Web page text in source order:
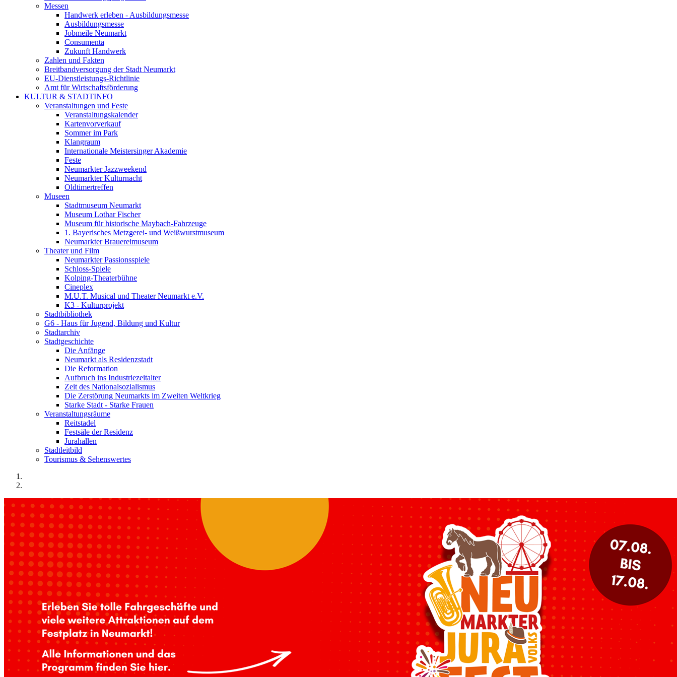
Messen
Handwerk erleben - Ausbildungsmesse
Ausbildungsmesse
Jobmeile Neumarkt
Consumenta
Zukunft Handwerk
Zahlen und Fakten
Breitbandversorgung der Stadt Neumarkt
EU-Dienstleistungs-Richtlinie
Amt für Wirtschaftsförderung
KULTUR & STADTINFO
Veranstaltungen und Feste
Veranstaltungskalender
Kartenvorverkauf
Sommer im Park
Klangraum
Internationale Meistersinger Akademie
Feste
Neumarkter Jazzweekend
Neumarkter Kulturnacht
Oldtimertreffen
Museen
Stadtmuseum Neumarkt
Museum Lothar Fischer
Museum für historische Maybach-Fahrzeuge
1. Bayerisches Metzgerei- und Weißwurstmuseum
Neumarkter Brauereimuseum
Theater und Film
Neumarkter Passionsspiele
Schloss-Spiele
Kolping-Theaterbühne
Cineplex
M.U.T. Musical und Theater Neumarkt e.V.
K3 - Kulturprojekt
Stadtbibliothek
G6 - Haus für Jugend, Bildung und Kultur
Stadtarchiv
Stadtgeschichte
Die Anfänge
Neumarkt als Residenzstadt
Die Reformation
Aufbruch ins Industriezeitalter
Zeit des Nationalsozialismus
Die Zerstörung Neumarkts im Zweiten Weltkrieg
Starke Stadt - Starke Frauen
Veranstaltungsräume
Reitstadel
Festsäle der Residenz
Jurahallen
Stadtleitbild
Tourismus & Sehenswertes